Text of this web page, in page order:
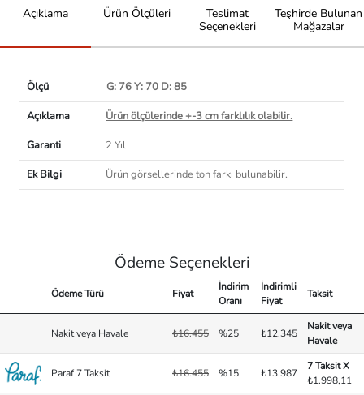
Açıklama Ürün Ölçüleri
Teslimat
Seçenekleri
Teşhirde Bulunan
Mağazalar
Ölçü
G: 76 Y: 70 D: 85
Açıklama
Ürün ölçülerinde +-3 cm farklılık olabilir.
Garanti
2 Yıl
Ek Bilgi
Ürün görsellerinde ton farkı bulunabilir.
Ödeme Seçenekleri
Ödeme Türü Fiyat
İndirim
Oranı
İndirimli
Fiyat
Taksit
Nakit veya Havale ₺16.455 %25 ₺12.345
Nakit veya
Havale
Paraf 7 Taksit ₺16.455 %15 ₺13.987
7 Taksit X
₺1.998,11